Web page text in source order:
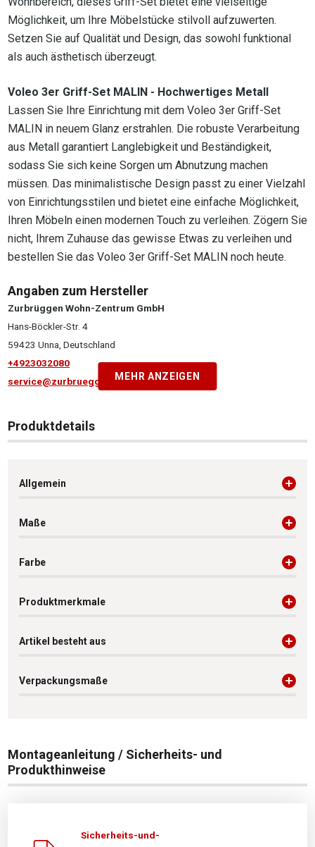
Möglichkeit, um Ihre Möbelstücke stilvoll aufzuwerten.
Setzen Sie auf Qualität und Design, das sowohl funktional
als auch ästhetisch überzeugt.
Voleo 3er Griff-Set MALIN - Hochwertiges Metall
Lassen Sie Ihre Einrichtung mit dem Voleo 3er Griff-Set
MALIN in neuem Glanz erstrahlen. Die robuste Verarbeitung
aus Metall garantiert Langlebigkeit und Beständigkeit,
sodass Sie sich keine Sorgen um Abnutzung machen
müssen. Das minimalistische Design passt zu einer Vielzahl
von Einrichtungsstilen und bietet eine einfache Möglichkeit,
Ihren Möbeln einen modernen Touch zu verleihen. Zögern Sie
nicht, Ihrem Zuhause das gewisse Etwas zu verleihen und
bestellen Sie das Voleo 3er Griff-Set MALIN noch heute.
Angaben zum Hersteller
Zurbrüggen Wohn-Zentrum GmbH
Hans-Böckler-Str. 4
59423 Unna, Deutschland
+4923032080
service@zurbrueggen.deMEHR ANZEIGEN
Produktdetails
Allgemein
Maße
Farbe
Produktmerkmale
Artikel besteht aus
Verpackungsmaße
Montageanleitung / Sicherheits- und
Produkthinweise
Sicherheits-und-